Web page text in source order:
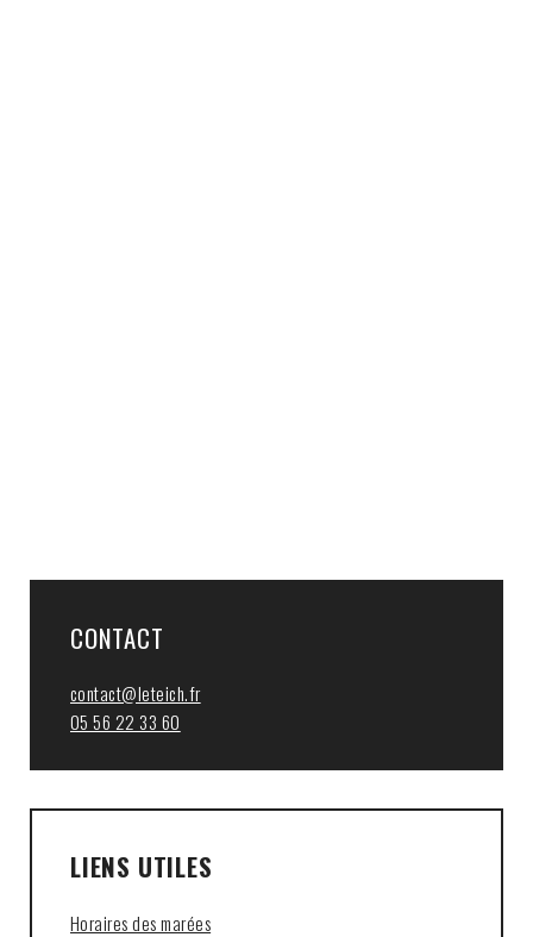
CONTACT
contact@leteich.fr
05 56 22 33 60
LIENS UTILES
Horaires des marées